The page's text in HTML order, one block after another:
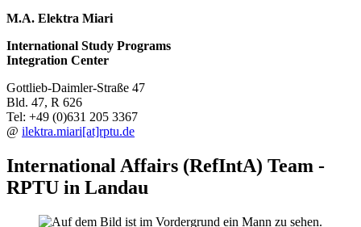
M.A. Elektra Miari
International Study Programs
Integration Center
Gottlieb-Daimler-Straße 47
Bld. 47, R 626
Tel: +49 (0)631 205 3367
@ ilektra.miari[at]rptu.de
International Affairs (RefIntA) Team -
RPTU in Landau